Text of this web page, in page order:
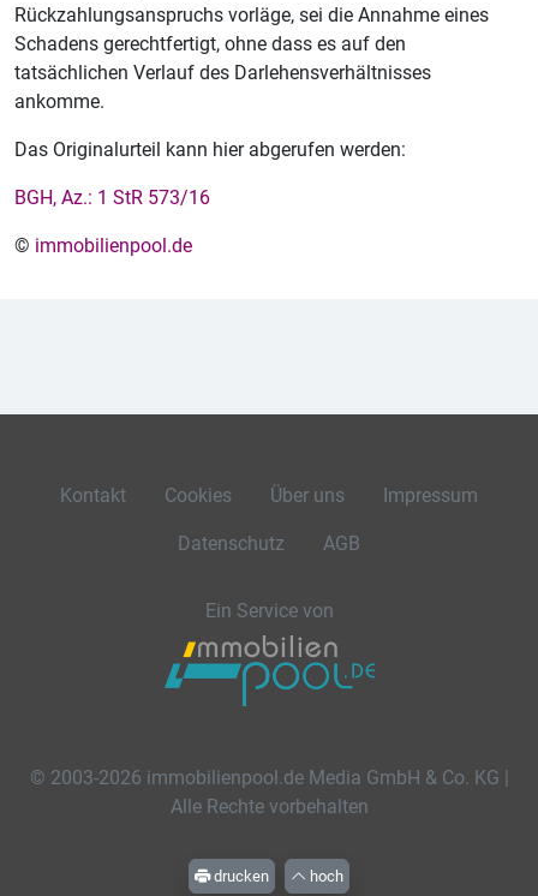
Rückzahlungsanspruchs vorläge, sei die Annahme eines
Schadens gerechtfertigt, ohne dass es auf den
tatsächlichen Verlauf des Darlehensverhältnisses
ankomme.
Das Originalurteil kann hier abgerufen werden:
BGH, Az.: 1 StR 573/16
© immobilienpool.de
drucken hoch
Kontakt Cookies Über uns Impressum
Datenschutz AGB
Ein Service von
© 2003-2026 immobilienpool.de Media GmbH & Co. KG |
Alle Rechte vorbehalten